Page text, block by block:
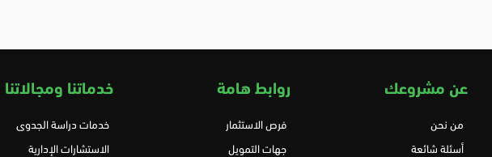
عن مشروعك
من نحن
أسئلة شائعة
روابط هامة
فرص الاستثمار
جهات التمويل
خدماتنا ومجالاتنا
خدمات دراسة الجدوى
الاستشارات الإدارية